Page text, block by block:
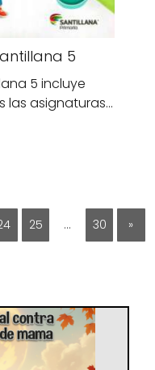
5
5 incluye
asignaturas…
25 … 30 »